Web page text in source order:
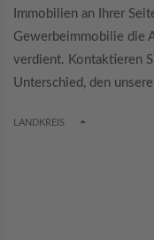
Immobilien an Ihrer
Gewerbeimmobilie die
verdient. Kontaktieren
Unterschied, den
LANDKREIS TOGGLE